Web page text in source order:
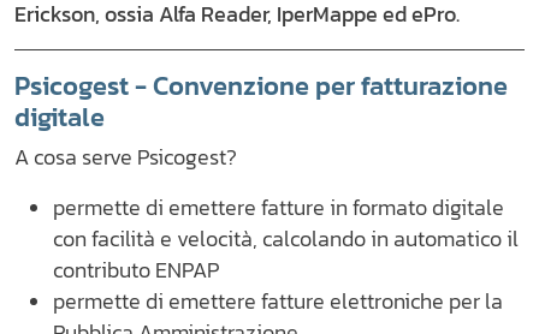
Erickson, ossia Alfa Reader, IperMappe ed ePro.
Psicogest - Convenzione per fatturazione
digitale
A cosa serve Psicogest?
permette di emettere fatture in formato digitale
con facilità e velocità, calcolando in automatico il
contributo ENPAP
permette di emettere fatture elettroniche per la